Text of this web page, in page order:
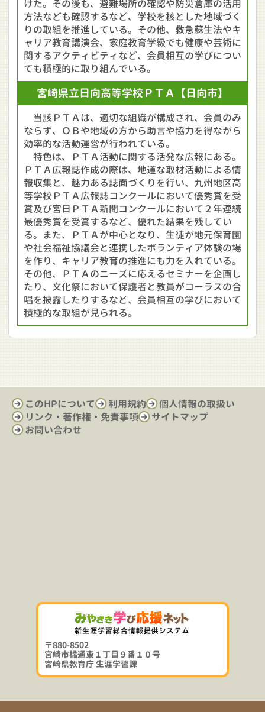
けた。その後も、避難場所の確認や防災倉庫の活用
方法なども確認するなど、学校を核とした地域づく
りの取組を推進している。その他、救急蘇生法やキ
ャリア教育講演会、家庭教育学級でも健康や芸術に
関するアクティビティなど、会員相互の学びについ
ても積極的に取り組んでいる。
宮崎県立日向高等学校ＰＴＡ 【日向市】
当該ＰＴＡは、適切な組織が構成され、会員のみ
ならず、ＯＢや地域の方から助言や協力を得ながら
効率的な活動運営が行われている。
特色は、ＰＴＡ活動に関する活発な広報にある。
ＰＴＡ広報誌作成の際は、地道な取材活動による情
報収集と、魅力ある誌面づくりを行い、九州地区高
等学校ＰＴＡ広報誌コンクールにおいて優秀賞を受
賞及び宮日ＰＴＡ新聞コンクールにおいて２年連続
最優秀賞を受賞するなど、優れた結果を残してい
る。また、ＰＴＡが中心となり、生徒が地元保育園
や社会福祉協議会と連携したボランティア体験の場
を作り、キャリア教育の推進にも力を入れている。
その他、ＰＴＡのニーズに応えるセミナーを企画し
たり、文化祭において保護者と教員がコーラスの合
唱を披露したりするなど、会員相互の学びにおいて
積極的な取組が見られる。
このHPについて 利用規約
個人情報の取扱い
リンク・著作権・免責事項
サイトマップ
お問い合わせ
〒880-8502
宮崎市橘通東１丁目９番１０号
宮崎県教育庁 生涯学習課